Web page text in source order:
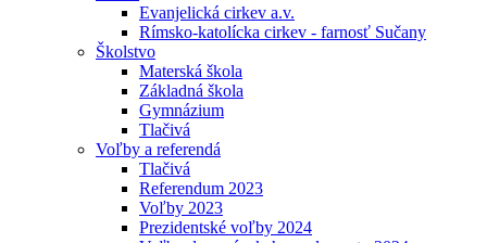
Evanjelická cirkev a.v.
Rímsko-katolícka cirkev - farnosť Sučany
Školstvo
Materská škola
Základná škola
Gymnázium
Tlačivá
Voľby a referendá
Tlačivá
Referendum 2023
Voľby 2023
Prezidentské voľby 2024